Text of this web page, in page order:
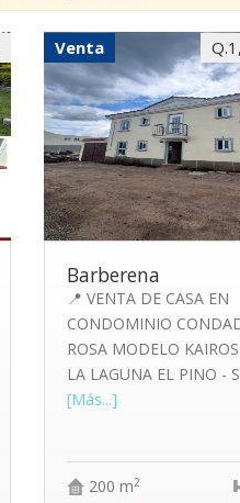
Venta
Barberena
📍 VENTA DE CASA EN
CONDOMINIO
ROSA MODELO
LA LAGUNA EL PINO -
[Más...]
200 m2